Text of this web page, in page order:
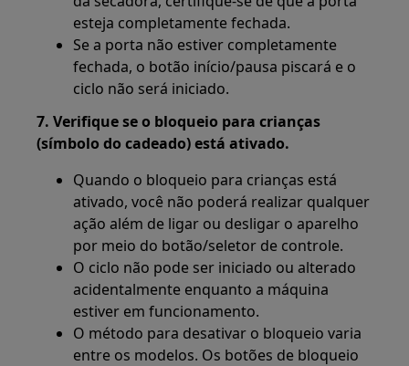
esteja completamente fechada.
Se a porta não estiver completamente
fechada, o botão início/pausa piscará e o
ciclo não será iniciado.
7. Verifique se o bloqueio para crianças
(símbolo do cadeado) está ativado.
Quando o bloqueio para crianças está
ativado, você não poderá realizar qualquer
ação além de ligar ou desligar o aparelho
por meio do botão/seletor de controle.
O ciclo não pode ser iniciado ou alterado
acidentalmente enquanto a máquina
estiver em funcionamento.
O método para desativar o bloqueio varia
entre os modelos. Os botões de bloqueio